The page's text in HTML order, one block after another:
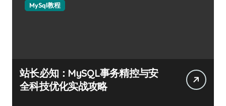
MySql教程
站长必知：MySQL事务精控与安
全科技优化实战攻略